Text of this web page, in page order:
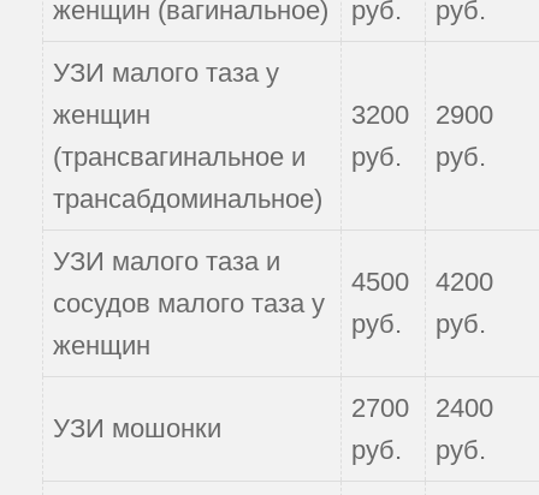
женщин (вагинальное) руб. руб.
УЗИ малого таза у
женщин
(трансвагинальное и
трансабдоминальное)
3200
руб.
2900
руб.
УЗИ малого таза и
сосудов малого таза у
женщин
4500
руб.
4200
руб.
УЗИ мошонки
2700
руб.
2400
руб.